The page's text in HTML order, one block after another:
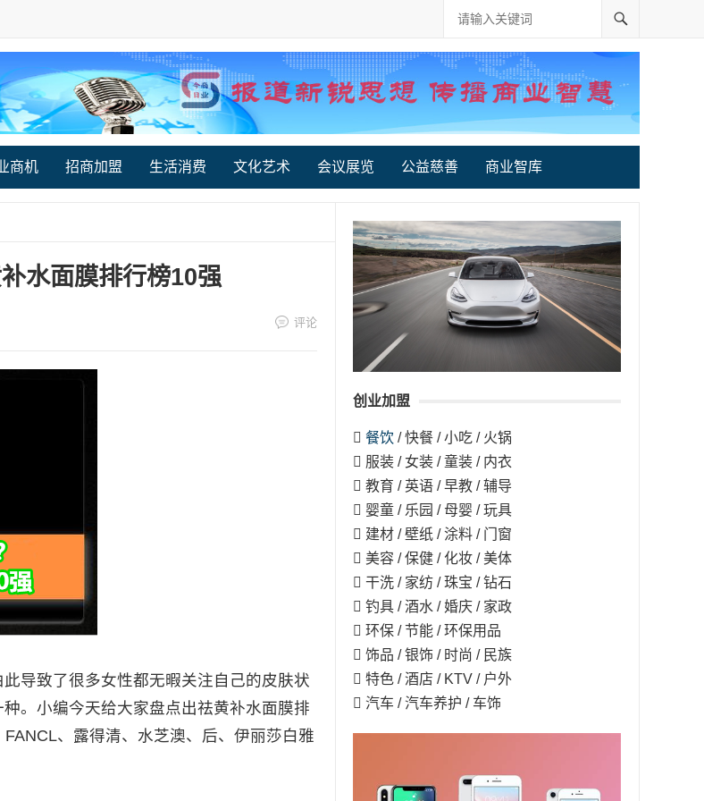
商机 招商加盟 生活消费 文化艺术 会议展览 公益慈善 商业智库
水面膜排行榜10强
评论
导致了很多女性都无暇关注自己的皮肤状
。小编今天给大家盘点出祛黄补水面膜排
、露得清、水芝澳、后、伊丽莎白雅
创业加盟
 餐饮 / 快餐 / 小吃 / 火锅
 服装 / 女装 / 童装 / 内衣
 教育 / 英语 / 早教 / 辅导
 婴童 / 乐园 / 母婴 / 玩具
 建材 / 壁纸 / 涂料 / 门窗
 美容 / 保健 / 化妆 / 美体
 干洗 / 家纺 / 珠宝 / 钻石
 钓具 / 酒水 / 婚庆 / 家政
 环保 / 节能 / 环保用品
 饰品 / 银饰 / 时尚 / 民族
 特色 / 酒店 / KTV / 户外
 汽车 / 汽车养护 / 车饰